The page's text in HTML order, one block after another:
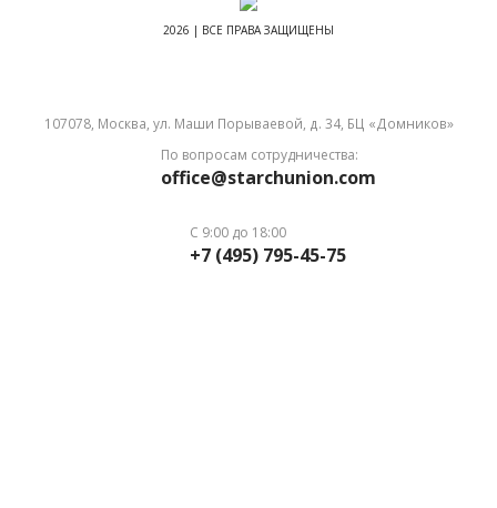
2026 | ВСЕ ПРАВА ЗАЩИЩЕНЫ
107078, Москва, ул. Маши Порываевой, д. 34, БЦ «Домников»
По вопросам сотрудничества:
office@starchunion.com
С 9:00 до 18:00
+7 (495) 795-45-75